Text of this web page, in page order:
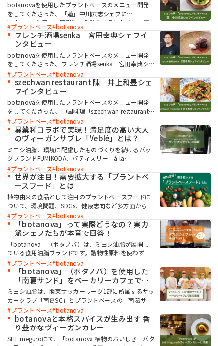
botanovaを使用したプラントベースのメニュー開発
をしてくださった、「蓮」中川広志シェフに
botanovaを使った感想や、今後のプラントベース市
場についてインタビューしました。
プラントベース botanova
フレンチ酒場senka 宮田幸典シェフイ
ンタビュー
botanovaを使用したプラントベースのメニュー開発
をしてくださった、フレンチ酒場senka 宮田幸典シ
ェフにbotanovaを使った感想や、今後のプラントベ
ース市場についてインタビューしました。
プラントベース botanova
szechwan restaurant 陳 井上和豊シェ
フインタビュー
botanovaを使用したプラントベースのメニュー開発
をしてくださった、中国料理「szechwan restaurant
陳」井上シェフにbotanovaを使った感想や、今後の
プラントベース市場についてインタビューしました。
プラントベース botanova
異業種コラボで実現！満足度の高い大人
のヴィーガンサブレ「Veblé」とは？
ミヨシ油脂、環境に配慮したものづくりを続けるバッ
グブランドFUMIKODA、パティスリー「à la
campagne」を展開するハット・トリックの３社は、
初のコラボレーション商品として大人のヴィーガンサ
ブレ「Veblé」（ヴィブレー）を開発しました。Veblé
は動物性原料を使用せずにリッチな味わいに仕上げ
た、大人のためのサブレです。本商品には「botanova
植物のおいしさ バター風味」が採用されています。
今回は「Veblé」の魅力に迫るべく、本商品をプロデュ
ースしたFUMIKODA代表の幸田フミ氏に開発のきっか
けや思い、発売後の反響などを伺いました。
プラントベース botanova
世界が注目！需要拡大する「プラントベ
ースフード」とは
植物由来の食品として注目のプラントベースフードに
ついて、環境問題、SDGs、健康志向など多方面から紹
介します。
プラントベース botanova
「botanova」って実際どうなの？実力
派シェフたちが本音で回答！
「botanova」（ボタノバ）は、ミヨシ油脂が展開し
ている食用油脂ブランドです。動物性原料を使わず
に、新しいおいしさを実現しているのが大きな特徴。
プラントベースフードはもちろん、既存メニューのア
レンジなど、さまざまな用途でご活用いただけます。
今回は、食のクリエイティブラボ「CLUB RED」に所
属する実力派シェフ56名に、botanovaの3製品を使っ
て実際に調理してもらいアンケートを実施。第一線で
活躍するプロの本音、活用のヒントを伺いました。ぜ
ひ今後のメニュー開発の参考にしていただければ幸い
です。
プラントベース botanova
「botanova」（ボタノバ）を使用した
「南葛サンド」をベーカリーカフェで限
定販売しました！
ミヨシ油脂は、関東サッカーリーグ1部に所属するサッ
カークラブ「南葛SC」とプラントベースの「南葛サン
ド」を共同で開発しました。さらに、その取り組みの
一環として、ミヨシ油脂の関係会社であるミヨシファ
クトリーが運営する「カフェ・マルガパーネ」で限定
販売を行いました。
プラントベース botanova
botanovaと本格スパイスが生み出す 香
り豊かなヴィーガンカレー
SHE meguroにて、「botanova 植物のおいしさ バタ